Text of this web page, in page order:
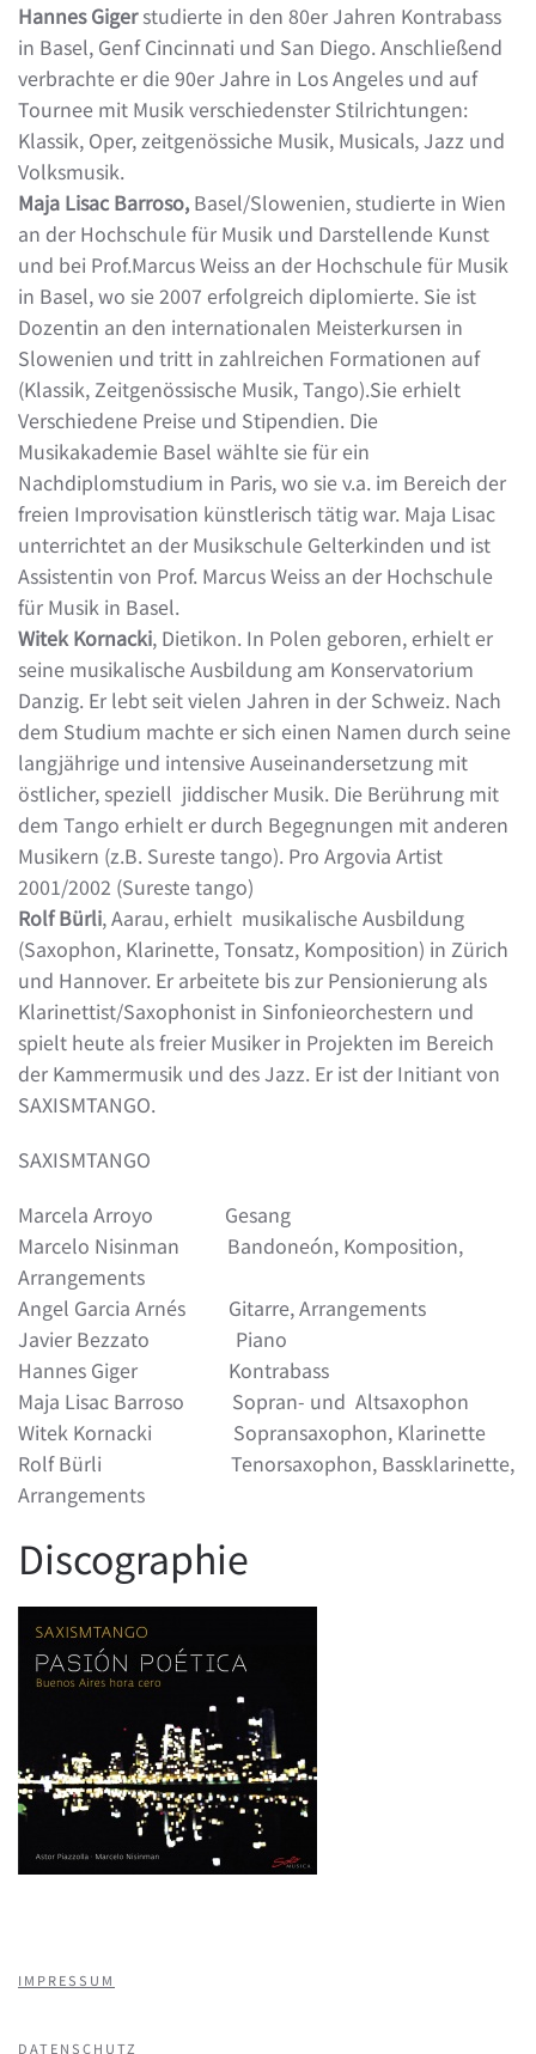
Hannes Gigerstudierte in den 80er Jahren Kontrabass
in Basel, Genf Cincinnati und San Diego. Anschließend
verbrachte er die 90er Jahre in Los Angeles und auf
Tournee mit Musik verschiedenster Stilrichtungen:
Klassik, Oper, zeitgenössiche Musik, Musicals, Jazz und
Volksmusik.
Maja Lisac Barroso, Basel/Slowenien, studierte in Wien
an der Hochschule für Musik und Darstellende Kunst
und bei Prof.Marcus Weiss an der Hochschule für Musik
in Basel, wo sie 2007 erfolgreich diplomierte. Sie ist
Dozentin an den internationalen Meisterkursen in
Slowenien und tritt in zahlreichen Formationen auf
(Klassik, Zeitgenössische Musik, Tango).Sie erhielt
Verschiedene Preise und Stipendien. Die
Musikakademie Basel wählte sie für ein
Nachdiplomstudium in Paris, wo sie v.a. im Bereich der
freien Improvisation künstlerisch tätig war. Maja Lisac
unterrichtet an der Musikschule Gelterkinden und ist
Assistentin von Prof. Marcus Weiss an der Hochschule
für Musik in Basel.
Witek Kornacki, Dietikon. In Polen geboren, erhielt er
seine musikalische Ausbildung am Konservatorium
Danzig. Er lebt seit vielen Jahren in der Schweiz. Nach
dem Studium machte er sich einen Namen durch seine
langjährige und intensive Auseinandersetzung mit
östlicher, speziell jiddischer Musik. Die Berührung mit
dem Tango erhielt er durch Begegnungen mit anderen
Musikern (z.B. Sureste tango). Pro Argovia Artist
2001/2002 (Sureste tango)
Rolf Bürli, Aarau, erhielt musikalische Ausbildung
(Saxophon, Klarinette, Tonsatz, Komposition) in Zürich
und Hannover. Er arbeitete bis zur Pensionierung als
Klarinettist/Saxophonist in Sinfonieorchestern und
spielt heute als freier Musiker in Projekten im Bereich
der Kammermusik und des Jazz. Er ist der Initiant von
SAXISMTANGO.
SAXISMTANGO
Marcela Arroyo Gesang
Marcelo Nisinman Bandoneón, Komposition,
Arrangements
Angel Garcia Arnés Gitarre, Arrangements
Javier Bezzato Piano
Hannes Giger Kontrabass
Maja Lisac Barroso Sopran- und Altsaxophon
Witek Kornacki Sopransaxophon, Klarinette
Rolf Bürli Tenorsaxophon, Bassklarinette,
Arrangements
Discographie
IMPRESSUM
DATENSCHUTZ